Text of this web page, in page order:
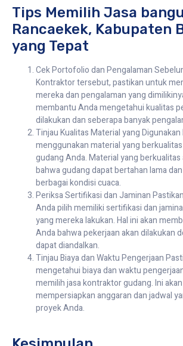
Tips Memilih Jasa
Rancaekek, Kabupaten
yang Tepat
Cek Portofolio dan Pengalaman
Kontraktor tersebut, pastikan untuk
mereka dan pengalaman yang
membantu Anda mengetahui kualitas
dilakukan dan seberapa banyak
Tinjau Kualitas Material yang
menggunakan material yang
gudang Anda. Material yang
bahwa gudang dapat bertahan lama
berbagai kondisi cuaca.
Periksa Sertifikasi dan Jaminan
Anda pilih memiliki sertifikasi dan
yang mereka lakukan. Hal ini akan
Anda bahwa pekerjaan akan dilakukan
dapat diandalkan.
Tinjau Biaya dan Waktu Pengerjaan
mengetahui biaya dan waktu
memilih jasa kontraktor gudang. Ini
mempersiapkan anggaran dan jadwal
proyek Anda.